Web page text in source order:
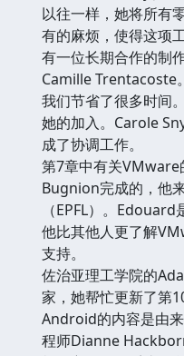
以往一样，她将所有
有的麻烦，使得这项
有一位长期合作的制
Camille Trentacoste
我们节省了很多时间
她的加入。Carole
成了协调工作。
第7章中有关
Bugnion完成的，他
（EPFL）。
他比其他人更了解
支持。
佐治亚理工学院的
家，她帮忙更新了第
Android的内容是由
程师Dianne